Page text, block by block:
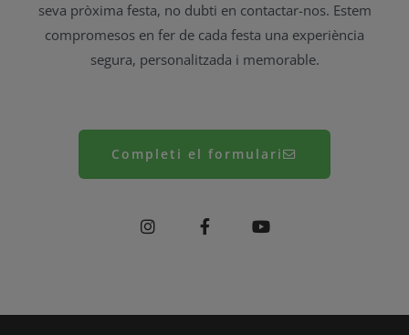
seva pròxima festa, no dubti en contactar-nos. Estem
compromesos en fer de cada festa una experiència
segura, personalitzada i memorable.
Completi el formulari
n
s
a
a
c
k
o
u